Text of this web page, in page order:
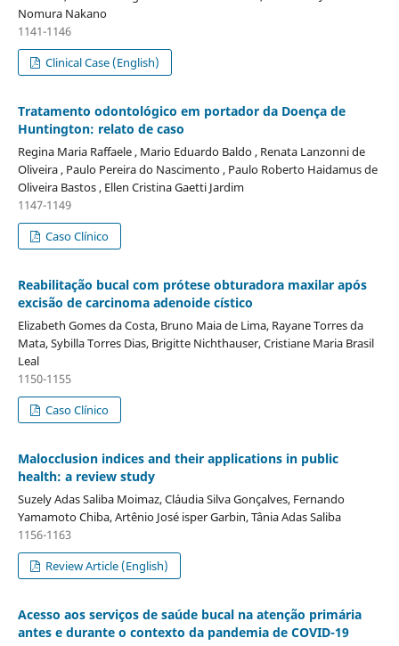
Nomura Nakano
1141-1146
Clinical Case (English)
Tratamento odontológico em portador da Doença de
Huntington: relato de caso
Regina Maria Raffaele , Mario Eduardo Baldo , Renata Lanzonni de
Oliveira , Paulo Pereira do Nascimento , Paulo Roberto Haidamus de
Oliveira Bastos , Ellen Cristina Gaetti Jardim
1147-1149
Caso Clínico
Reabilitação bucal com prótese obturadora maxilar após
excisão de carcinoma adenoide cístico
Elizabeth Gomes da Costa, Bruno Maia de Lima, Rayane Torres da
Mata, Sybilla Torres Dias, Brigitte Nichthauser, Cristiane Maria Brasil
Leal
1150-1155
Caso Clínico
Malocclusion indices and their applications in public
health: a review study
Suzely Adas Saliba Moimaz, Cláudia Silva Gonçalves, Fernando
Yamamoto Chiba, Artênio José isper Garbin, Tânia Adas Saliba
1156-1163
Review Article (English)
Acesso aos serviços de saúde bucal na atenção primária
antes e durante o contexto da pandemia de COVID-19